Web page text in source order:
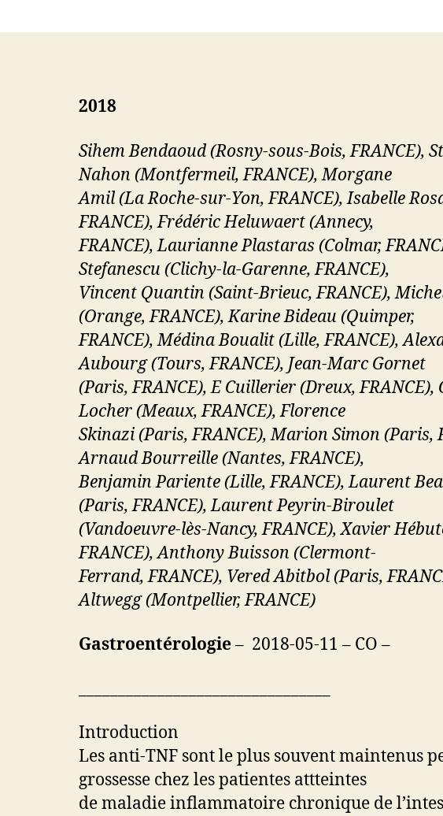
2018
Sihem Bendaoud (Rosny-sous-Bois, FRANCE),
Nahon (Montfermeil, FRANCE), Morgane
Amil (La Roche-sur-Yon, FRANCE), Isabelle
FRANCE), Frédéric Heluwaert (Annecy,
FRANCE), Laurianne Plastaras (Colmar,
Stefanescu (Clichy-la-Garenne, FRANCE),
Vincent Quantin (Saint-Brieuc, FRANCE),
(Orange, FRANCE), Karine Bideau (Quimper,
FRANCE), Médina Boualit (Lille, FRANCE),
Aubourg (Tours, FRANCE), Jean-Marc Gornet
(Paris, FRANCE), E Cuillerier (Dreux,
Locher (Meaux, FRANCE), Florence
Skinazi (Paris, FRANCE), Marion Simon (Paris,
Arnaud Bourreille (Nantes, FRANCE),
Benjamin Pariente (Lille, FRANCE), Laurent
(Paris, FRANCE), Laurent Peyrin-Biroulet
(Vandoeuvre-lès-Nancy, FRANCE), Xavier
FRANCE), Anthony Buisson (Clermont-
Ferrand, FRANCE), Vered Abitbol (Paris,
Altwegg (Montpellier, FRANCE)
Gastroentérologie– 2018-05-11 – CO –
Introduction
Les anti-TNF sont le plus souvent maintenus
grossesse chez les patientes attteintes
de maladie inflammatoire chronique de